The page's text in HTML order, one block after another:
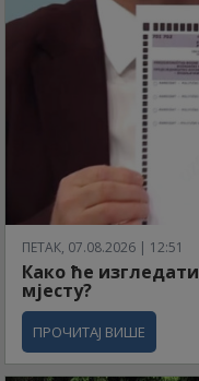
ПЕТАК, 07.08.2026 | 12:51
Како ће
мјесту?
ПРОЧИТАЈ ВИШЕ